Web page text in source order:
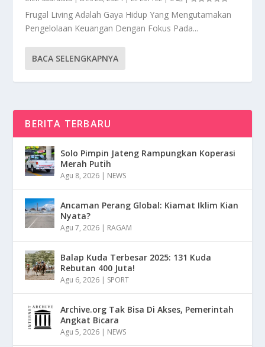
Frugal Living Adalah Gaya Hidup Yang Mengutamakan
Pengelolaan Keuangan Dengan Fokus Pada...
BACA SELENGKAPNYA
BERITA TERBARU
Solo Pimpin Jateng Rampungkan Koperasi
Merah Putih
Agu 8, 2026 | NEWS
Ancaman Perang Global: Kiamat Iklim Kian
Nyata?
Agu 7, 2026 | RAGAM
Balap Kuda Terbesar 2025: 131 Kuda
Rebutan 400 Juta!
Agu 6, 2026 | SPORT
Archive.org Tak Bisa Di Akses, Pemerintah
Angkat Bicara
Agu 5, 2026 | NEWS